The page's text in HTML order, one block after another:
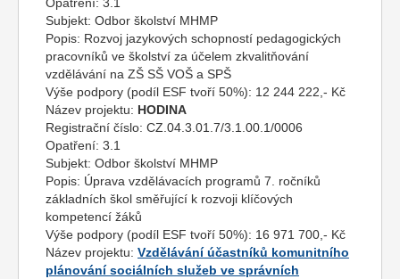
Subjekt: Odbor školství MHMP
Popis: Rozvoj jazykových schopností pedagogických
pracovníků ve školství za účelem zkvalitňování
vzdělávání na ZŠ SŠ VOŠ a SPŠ
Výše podpory (podíl ESF tvoří 50%): 12 244 222,- Kč
Název projektu: HODINA
Registrační číslo: CZ.04.3.01.7/3.1.00.1/0006
Opatření: 3.1
Subjekt: Odbor školství MHMP
Popis: Úprava vzdělávacích programů 7. ročníků
základních škol směřující k rozvoji klíčových
kompetencí žáků
Výše podpory (podíl ESF tvoří 50%): 16 971 700,- Kč
Název projektu: Vzdělávání účastníků komunitního
plánování sociálních služeb ve správních